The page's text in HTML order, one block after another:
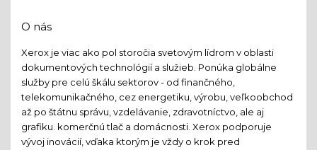
O nás
Xerox je viac ako pol storočia svetovým lídrom v oblasti
dokumentových technológií a služieb. Ponúka globálne
služby pre celú škálu sektorov - od finančného,
telekomunikačného, cez energetiku, výrobu, veľkoobchod
až po štátnu správu, vzdelávanie, zdravotníctvo, ale aj
grafiku. komerčnú tlač a domácnosti. Xerox podporuje
vývoj inovácií, vďaka ktorým je vždy o krok pred